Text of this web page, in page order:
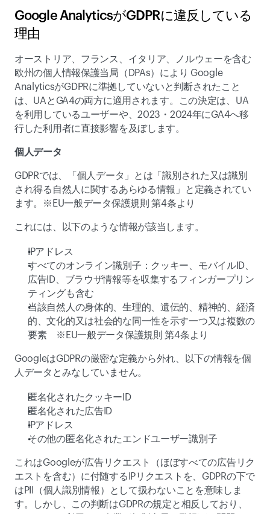
Google AnalyticsがGDPRに違反している
理由
オーストリア、フランス、イタリア、ノルウェーを含む
欧州の個人情報保護当局（DPAs）により Google
AnalyticsがGDPRに準拠していないと判断されたこと
は、UAとGA4の両方に適用されます。この決定は、UA
を利用しているユーザーや、2023・2024年にGA4へ移
行した利用者に直接影響を及ぼします。
個人データ
GDPRでは、「個人データ」とは「識別された又は識別
され得る自然人に関するあらゆる情報」と定義されてい
ます。※EU一般データ保護規則 第4条より
これには、以下のような情報が該当します。
IPアドレス
すべてのオンライン識別子：クッキー、モバイルID、
広告ID、ブラウザ情報等を収集するフィンガープリン
ティングも含む
当該自然人の身体的、生理的、遺伝的、精神的、経済
的、文化的又は社会的な同一性を示す一つ又は複数の
要素　※EU一般データ保護規則 第4条より
GoogleはGDPRの厳密な定義から外れ、以下の情報を個
人データとみなしていません。
匿名化されたクッキーID
匿名化された広告ID
IPアドレス
その他の匿名化されたエンドユーザー識別子
これはGoogleが広告リクエスト（ほぼすべての広告リク
エストを含む）に付随するIPリクエストを、GDPRの下で
はPII（個人識別情報）として扱わないことを意味しま
す。しかし、この判断はGDPRの規定と相反しており、